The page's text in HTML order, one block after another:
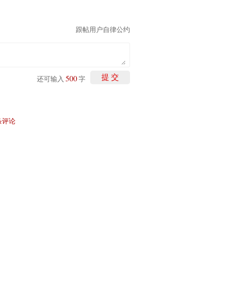
跟帖用户自律公约
提 交
还可输入 500 字
评论